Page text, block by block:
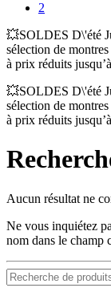
2
💥SOLDES D\'été
sélection de
à prix réduits
💥SOLDES D\'été
sélection de
à prix réduits
Aucun résultat ne
Ne vous inquiétez
nom dans le champ
Recherche
pour :